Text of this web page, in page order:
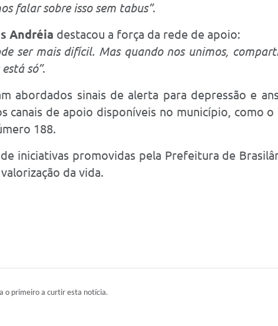
falar sobre isso sem tabus”.
Andréia destacou a força da rede de apoio:
ser mais difícil. Mas quando nos unimos,
só”.
abordados sinais de alerta para depressão e
canais de apoio disponíveis no município, como o
188.
iniciativas promovidas pela Prefeitura de
da vida.
o primeiro a curtir esta notícia.